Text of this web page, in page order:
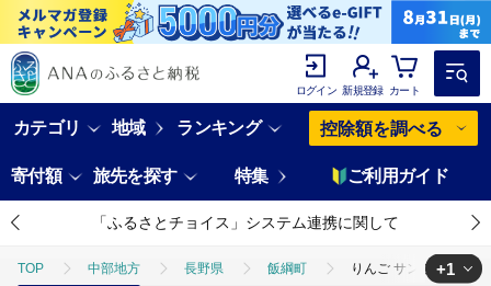
ログイン 新規登録 カート
カテゴリ 地域 ランキング 控除額を調べる
寄付額 旅先を探す 特集 ご利用ガイド
「ふるさとチョイス」システム連携に関して
TOP 中部地方 長野県 飯綱町 りんご サンふじ 極選
+1